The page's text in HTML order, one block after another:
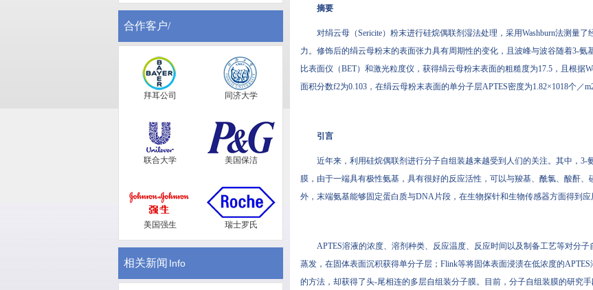
合作客户/
拜耳公司 同济大学
联合大学 美国保洁
美国强生 瑞士罗氏
相关新闻 Info
摘要
对绢云母（Sericite）粉末进行硅烷偶联剂湿法处理，采用Washburn法测
力。修饰后的绢云母粉末的表面张力具有周期性的变化，且波峰与波谷随着3-
比表面仪（BET）和激光粒度仪，获得绢云母粉末表面的粗糙度为17.5，且根
面积分数f2为0.103，在绢云母粉末表面的单分子层APTES密度为1.82×1018个／
引言
近年来，利用硅烷偶联剂进行分子自组装越来越受到人们的关注。其中
膜，由于一端具有极性氨基，具有很好的反应活性，可以与羧基、酰氯、酸酐
外，末端氨基能够固定蛋白质与DNA片段，在生物探针和生物传感器方面得到应用
APTES溶液的浓度、溶剂种类、反应温度、反应时间以及制备工艺等对
蒸发，在固体表面沉积获得单分子层；Flink等将固体表面浸渍在低浓度的
的方法，却获得了头-尾相连的多层自组装分子膜。目前，分子自组装膜的研